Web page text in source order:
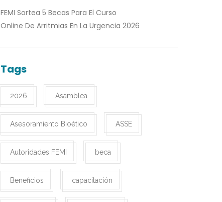
FEMI Sortea 5 Becas Para El Curso
Online De Arritmias En La Urgencia 2026
Tags
2026 Asamblea
Asesoramiento Bioético ASSE
Autoridades FEMI beca
Beneficios capacitación